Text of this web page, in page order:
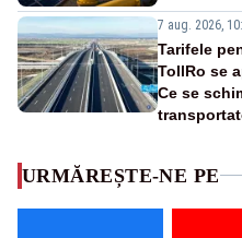
7 aug. 2026,
Tarifele
TollRo se
Ce se
URMĂREȘTE-NE PE